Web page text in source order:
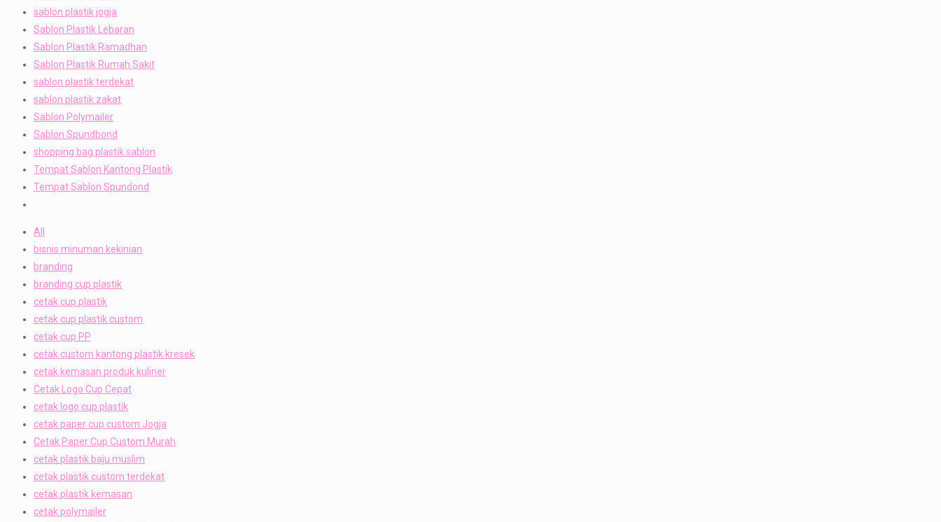
sablon plastik jogja
Sablon Plastik Lebaran
Sablon Plastik Ramadhan
Sablon Plastik Rumah Sakit
sablon plastik terdekat
sablon plastik zakat
Sablon Polymailer
Sablon Spundbond
shopping bag plastik sablon
Tempat Sablon Kantong Plastik
Tempat Sablon Spundond
All
bisnis minuman kekinian
branding
branding cup plastik
cetak cup plastik
cetak cup plastik custom
cetak cup PP
cetak custom kantong plastik kresek
cetak kemasan produk kuliner
Cetak Logo Cup Cepat
cetak logo cup plastik
cetak paper cup custom Jogja
Cetak Paper Cup Custom Murah
cetak plastik baju muslim
cetak plastik custom terdekat
cetak plastik kemasan
cetak polymailer